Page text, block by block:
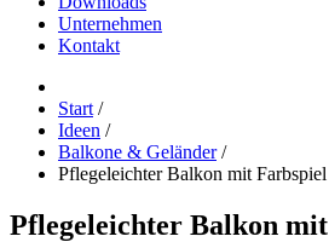
Unternehmen
Kontakt
Start /
Ideen /
Balkone & Geländer /
Pflegeleichter Balkon mit Farbspiel
Pflegeleichter Balkon mit